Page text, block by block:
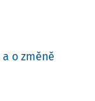
o změně